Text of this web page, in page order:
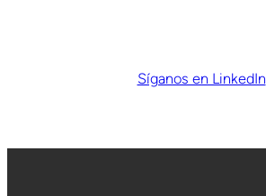
Síganos en LinkedIn